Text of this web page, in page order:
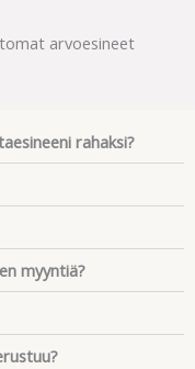
arvoesineet
rahaksi?
myyntiä?